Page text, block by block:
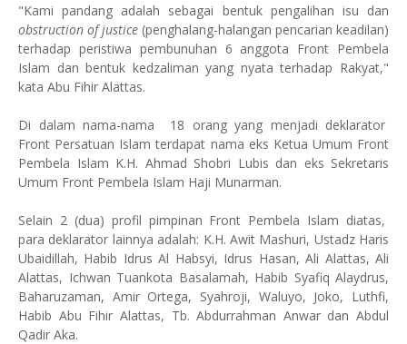
"Kami pandang adalah sebagai bentuk pengalihan isu dan
obstruction of justice (penghalang-halangan pencarian keadilan)
terhadap peristiwa pembunuhan 6 anggota Front Pembela
Islam dan bentuk kedzaliman yang nyata terhadap Rakyat,"
kata Abu Fihir Alattas.
Di dalam nama-nama 18 orang yang menjadi deklarator
Front Persatuan Islam terdapat nama eks Ketua Umum Front
Pembela Islam K.H. Ahmad Shobri Lubis dan eks Sekretaris
Umum Front Pembela Islam Haji Munarman.
Selain 2 (dua) profil pimpinan Front Pembela Islam diatas,
para deklarator lainnya adalah: K.H. Awit Mashuri, Ustadz Haris
Ubaidillah, Habib Idrus Al Habsyi, Idrus Hasan, Ali Alattas, Ali
Alattas, Ichwan Tuankota Basalamah, Habib Syafiq Alaydrus,
Baharuzaman, Amir Ortega, Syahroji, Waluyo, Joko, Luthfi,
Habib Abu Fihir Alattas, Tb. Abdurrahman Anwar dan Abdul
Qadir Aka.